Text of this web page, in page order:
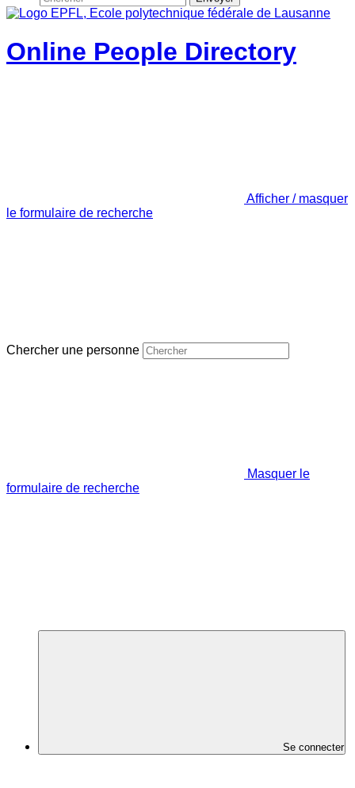
Online People Directory
Afficher / masquer
le formulaire de recherche
Chercher une personne
Masquer le
formulaire de recherche
Se connecter